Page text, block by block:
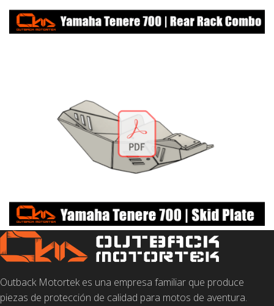
Outback Motortek es una empresa familiar que produce
piezas de protección de calidad para motos de aventura.